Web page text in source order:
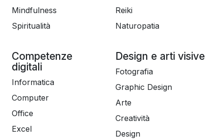
Mindfulness
Spiritualità
Reiki
Naturopatia
Competenze
digitali
Informatica
Computer
Office
Excel
Design e arti visive
Fotografia
Graphic Design
Arte
Creatività
Design